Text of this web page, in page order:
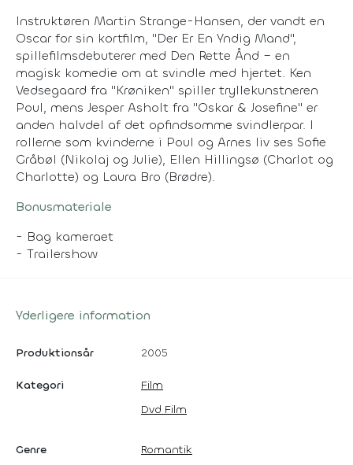
Instruktøren Martin Strange-Hansen, der vandt en
Oscar for sin kortfilm, "Der Er En Yndig Mand",
spillefilmsdebuterer med Den Rette Ånd – en
magisk komedie om at svindle med hjertet. Ken
Vedsegaard fra "Krøniken" spiller tryllekunstneren
Poul, mens Jesper Asholt fra "Oskar & Josefine" er
anden halvdel af det opfindsomme svindlerpar. I
rollerne som kvinderne i Poul og Arnes liv ses Sofie
Gråbøl (Nikolaj og Julie), Ellen Hillingsø (Charlot og
Charlotte) og Laura Bro (Brødre).
Bonusmateriale
- Bag kameraet
- Trailershow
Yderligere information
Produktionsår 2005
Kategori
Film
Dvd Film
Genre
Romantik